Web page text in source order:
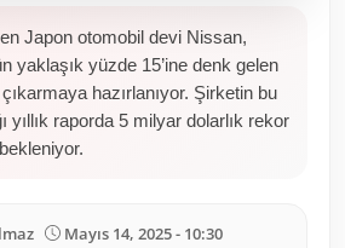
Japon otomobil devi Nissan,
yaklaşık yüzde 15’ine denk gelen
hazırlanıyor. Şirketin bu
yıllık raporda 5 milyar dolarlık rekor
Mayıs 14, 2025 - 10:30